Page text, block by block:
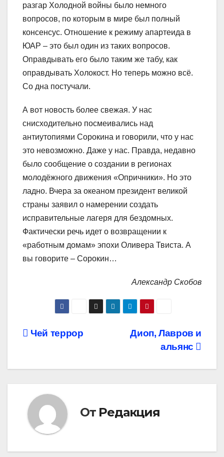
разгар Холодной войны было немного
вопросов, по которым в мире был полный
консенсус. Отношение к режиму апартеида в
ЮАР – это был один из таких вопросов.
Оправдывать его было таким же табу, как
оправдывать Холокост. Но теперь можно всё.
Со дна постучали.
А вот новость более свежая. У нас
снисходительно посмеивались над
антиутопиями Сорокина и говорили, что у нас
это невозможно. Даже у нас. Правда, недавно
было сообщение о создании в регионах
молодёжного движения «Опричники». Но это
ладно. Вчера за океаном президент великой
страны заявил о намерении создать
исправительные лагеря для бездомных.
Фактически речь идет о возвращении к
«работным домам» эпохи Оливера Твиста. А
вы говорите – Сорокин…
Александр Скобов
Навигация
Диоп, Лавров и
альянс
Чей террор
От Редакция